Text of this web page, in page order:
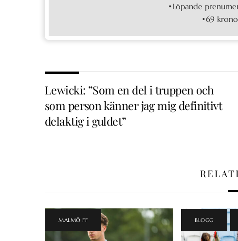
•Löpande
•69
Lewicki: ”Som en del i truppen och
som person känner jag mig definitivt
delaktig i guldet”
MALMÖ FF BLOGG